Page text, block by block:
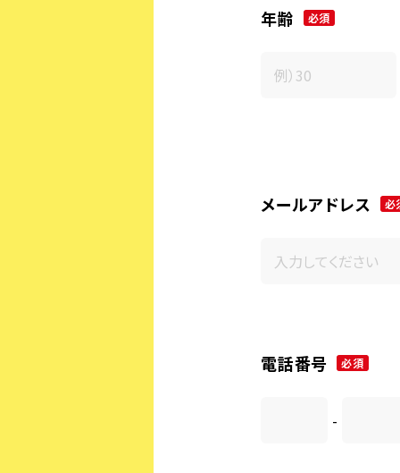
年齢 必須
メールアドレス 必
電話番号 必須
-